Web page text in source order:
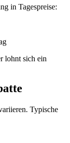
in Tagespreise:
lohnt sich ein
Typische